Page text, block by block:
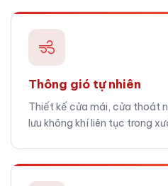
Thông gió tự nhiên
Thiết kế cửa mái, cửa thoát
lưu không khí liên tục trong